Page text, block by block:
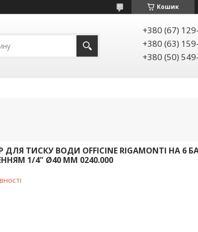
Кошик
+380 (67)
+380 (63)
+380 (50)
ТИСКУ ВОДИ OFFICINE RIGAMONTI НА 6
1/4" Ø40 ММ 0240.000